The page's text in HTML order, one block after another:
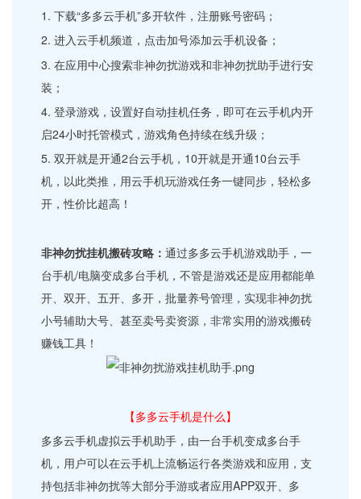
1. 下载“多多云手机”多开软件，注册账号密码；
2. 进入云手机频道，点击加号添加云手机设备；
3. 在应用中心搜索非神勿扰游戏和非神勿扰助手进行安
装；
4. 登录游戏，设置好自动挂机任务，即可在云手机内开
启24小时托管模式，游戏角色持续在线升级；
5. 双开就是开通2台云手机，10开就是开通10台云手
机，以此类推，用云手机玩游戏任务一键同步，轻松多
开，性价比超高！
非神勿扰挂机搬砖攻略：通过多多云手机游戏助手，一
台手机/电脑变成多台手机，不管是游戏还是应用都能单
开、双开、五开、多开，批量养号管理，实现非神勿扰
小号辅助大号、甚至卖号卖资源，非常实用的游戏搬砖
赚钱工具！
【多多云手机是什么】
多多云手机虚拟云手机助手，由一台手机变成多台手
机，用户可以在云手机上流畅运行各类游戏和应用，支
持包括非神勿扰等大部分手游或者应用APP双开、多